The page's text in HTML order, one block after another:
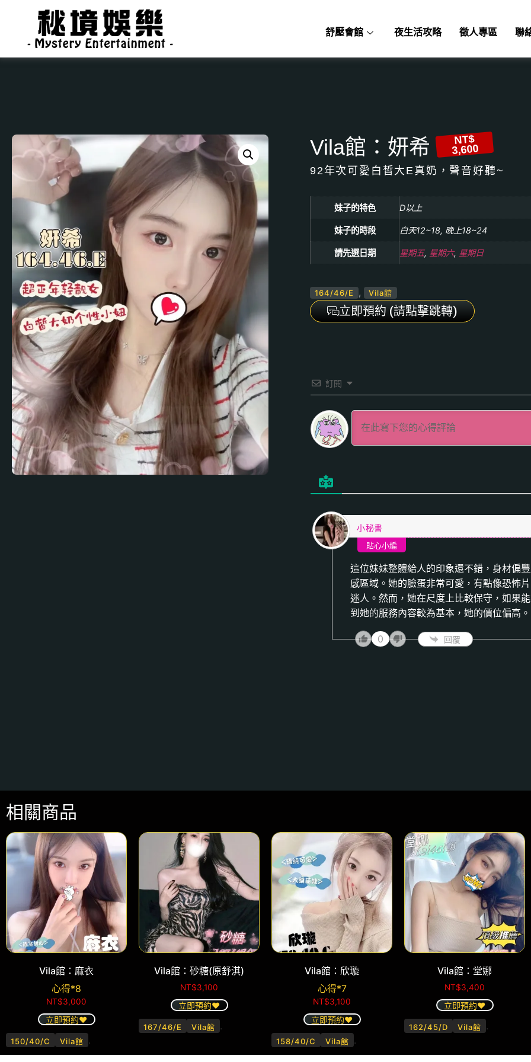
舒壓會館 夜生活攻略 徵人專區 聯
Vila館：妍希 NT$
3,600
92年次可愛白皙大E真奶，聲音好聽~
妹子的特色 D以上
妹子的時段 白天12~18, 晚上18~24
請先選日期 星期五, 星期六, 星期日
164/46/E , Vila館
立即預約 (請點擊跳轉)
訂閱
小秘書
貼心小編
這位妹妹整體給人的印象還不錯，身材偏
感區域。她的臉蛋非常可愛，有點像恐怖
迷人。然而，她在尺度上比較保守，如果
到她的服務內容較為基本，她的價位偏高。
0 回覆
相關商品
Vila館：麻衣
心得*8
NT$3,000
立即預約❤️
150/40/C Vila館 .
Vila館：砂糖(原舒淇)
NT$3,100
立即預約❤️
167/46/E Vila館 .
Vila館：欣璇
心得*7
NT$3,100
立即預約❤️
158/40/C Vila館 .
Vila館：堂娜
NT$3,400
立即預約❤️
162/45/D Vila館 .